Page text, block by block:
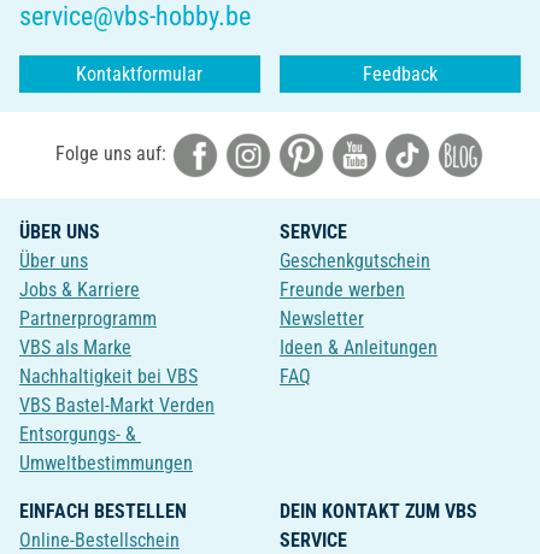
service@vbs-hobby.be
Kontaktformular Feedback
Folge uns auf:
ÜBER UNS
Über uns
Jobs & Karriere
Partnerprogramm
VBS als Marke
Nachhaltigkeit bei VBS
VBS Bastel-Markt Verden
Entsorgungs- &
Umweltbestimmungen
SERVICE
Geschenkgutschein
Freunde werben
Newsletter
Ideen & Anleitungen
FAQ
EINFACH BESTELLEN
Online-Bestellschein
DEIN KONTAKT ZUM VBS
SERVICE